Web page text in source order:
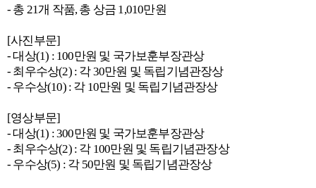
- 총 21개 작품, 총 상금 1,010만원
[사진부문]
- 대상(1) : 100만원 및 국가보훈부장관상
- 최우수상(2) : 각 30만원 및 독립기념관장상
- 우수상(10) : 각 10만원 및 독립기념관장상
[영상부문]
- 대상(1) : 300만원 및 국가보훈부장관상
- 최우수상(2) : 각 100만원 및 독립기념관장상
- 우수상(5) : 각 50만원 및 독립기념관장상